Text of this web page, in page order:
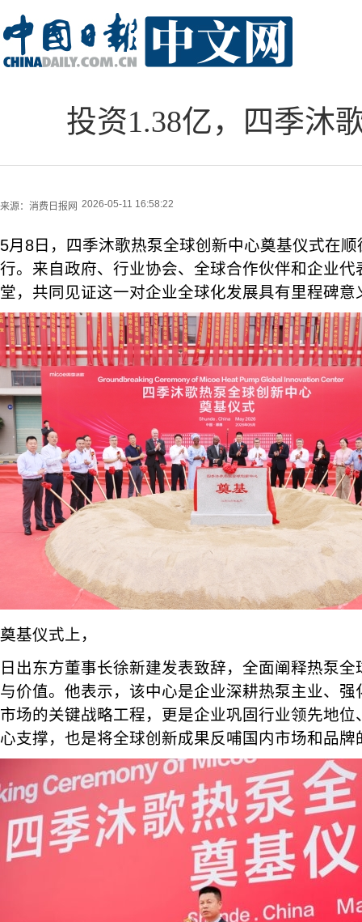
投资1.38亿，四季沐
来源： 消费日报网 2026-05-11 16:58:22
5月8日，四季沐歌热泵全球创新中心奠基仪式在
行。来自政府、行业协会、全球合作伙伴和企业
堂，共同见证这一对企业全球化发展具有里程碑意
奠基仪式上，
日出东方董事长徐新建发表致辞，全面阐释热泵
与价值。他表示，该中心是企业深耕热泵主业、
市场的关键战略工程，更是企业巩固行业领先地
心支撑，也是将全球创新成果反哺国内市场和品牌